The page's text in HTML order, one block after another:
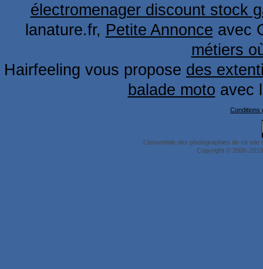
électromenager discount stock
lanature.fr, Petite Annonce avec
métiers
Hairfeeling vous propose des
balade moto avec
Conditions
L'ensemble des photographies de ce
Copyright © 2006-